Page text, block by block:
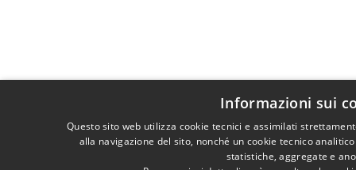
Informazioni sui
Questo sito web utilizza cookie tecnici e assimilati
alla navigazione del sito, nonché un cookie tecnico
statistiche, aggregate e